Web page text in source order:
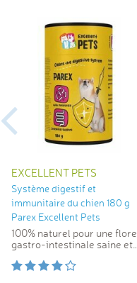
EXCELLENT PETS
Système digestif et
immunitaire du chien 180 g
Parex Excellent Pets
100% naturel pour une flore
gastro-intestinale saine et